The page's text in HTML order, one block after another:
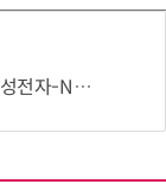
기술 검증